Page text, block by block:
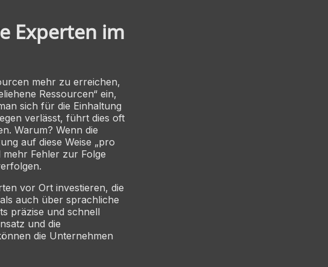
Experten im
mehr zu erreichen,
Ressourcen“ ein,
sich für die Einhaltung
verlässt, führt dies oft
. Warum? Wenn die
auf diese Weise „pro
Fehler zur Folge
vor Ort investieren, die
auch über sprachliche
präzise und schnell
und die
die Unternehmen